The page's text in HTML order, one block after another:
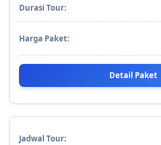
Detail Paket